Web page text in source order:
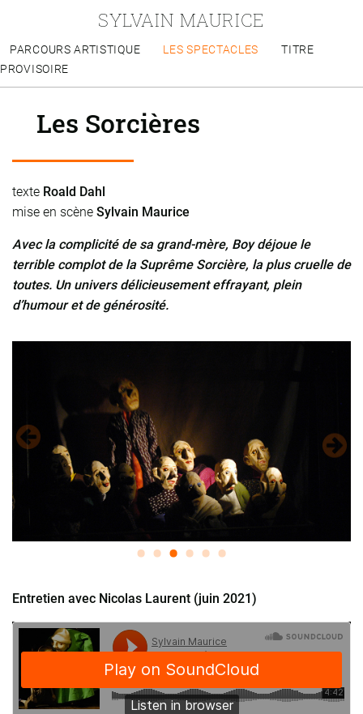
SYLVAIN MAURICE
PARCOURS ARTISTIQUE LES SPECTACLES
TITRE
PROVISOIRE
Les Sorcières
texte Roald Dahl
mise en scène Sylvain Maurice
Avec la complicité de sa grand-mère, Boy déjoue le
terrible complot de la Suprême Sorcière, la plus cruelle de
toutes. Un univers délicieusement effrayant, plein
d’humour et de générosité.
Entretien avec Nicolas Laurent (juin 2021)